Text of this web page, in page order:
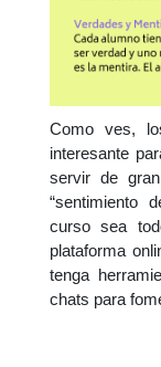
Como ves,
interesante
servir de
“sentimiento
curso sea
plataforma
tenga
chats para